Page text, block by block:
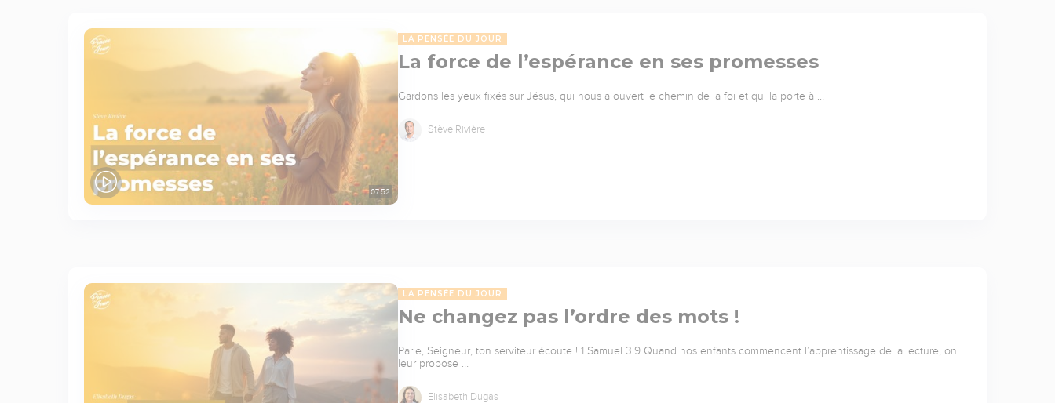
07:52
LA PENSÉE DU JOUR
La force de l’espérance en ses promesses
Gardons les yeux fixés sur Jésus, qui nous a ouvert le chemin de la foi et qui la porte à …
Stève Rivière
LA PENSÉE DU JOUR
Ne changez pas l’ordre des mots !
Parle, Seigneur, ton serviteur écoute ! 1 Samuel 3.9 Quand nos enfants commencent l’apprentissage de la lecture, on
leur propose …
Elisabeth Dugas